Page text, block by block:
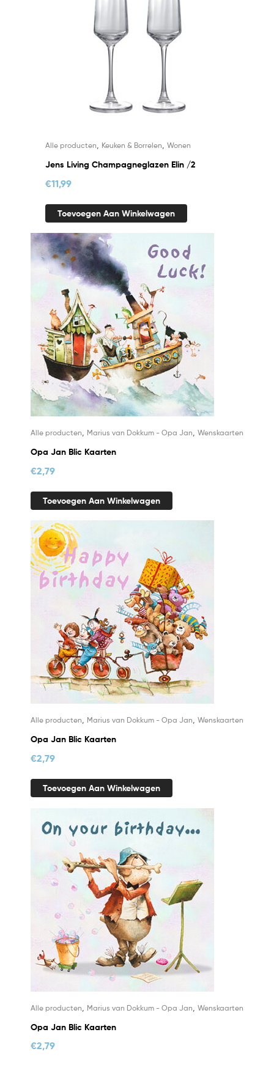
Alle producten Keuken & Borrelen Wonen
Jens Living Champagneglazen Elin /2
€11,99
Toevoegen Aan Winkelwagen
Alle producten Marius van Dokkum - Opa Jan Wenskaarten
Opa Jan Blic Kaarten
€2,79
Toevoegen Aan Winkelwagen
Alle producten, Marius van Dokkum - Opa Jan, Wenskaarten
Opa Jan Blic Kaarten
€2,79
Toevoegen Aan Winkelwagen
Alle producten Marius van Dokkum - Opa Jan Wenskaarten
Opa Jan Blic Kaarten
€2,79